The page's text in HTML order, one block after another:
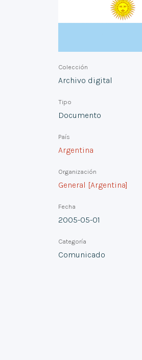
Colección
Archivo digital
Tipo
Documento
País
Argentina
Organización
General [Argentina]
Fecha
2005-05-01
Categoría
Comunicado